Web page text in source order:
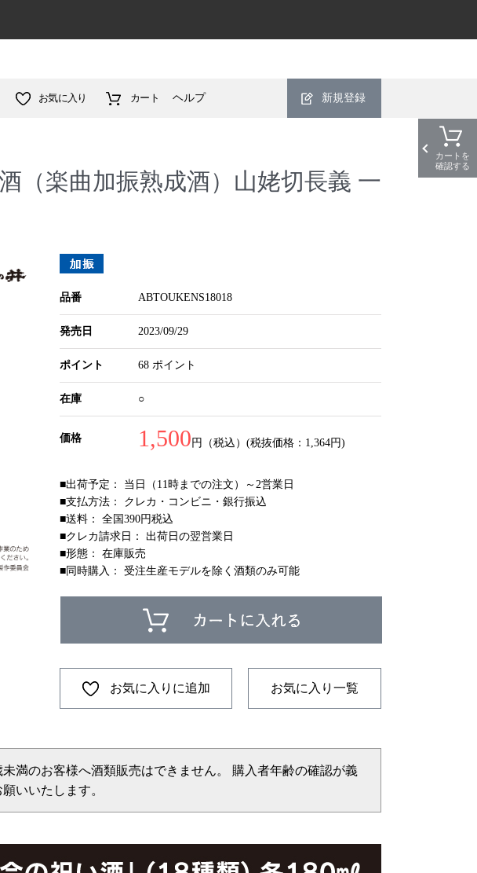
お気に入り カート ヘルプ 新規登録
（楽曲加振熟成酒）山姥切長義 一
品番 ABTOUKENS18018
発売日 2023/09/29
ポイント 68 ポイント
在庫 ○
価格 1,500 円（税込）(税抜価格：1,364円)
■出荷予定： 当日（11時までの注文）～2営業日
■支払方法： クレカ・コンビニ・銀行振込
■送料： 全国390円税込
■クレカ請求日： 出荷日の翌営業日
■形態： 在庫販売
■同時購入： 受注生産モデルを除く酒類のみ可能
お気に入りに追加 お気に入り一覧
満のお客様へ酒類販売はできません。 購入者年齢の確認が義
いいたします。
カートを
確認する